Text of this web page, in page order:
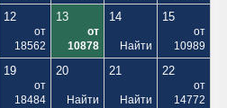
12
от
18562
13
от
10878
14
Найти
15
от
10989
19
от
18484
20
Найти
21
Найти
22
от
14772